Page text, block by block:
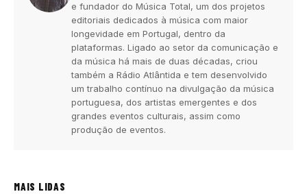
e fundador do Música Total, um dos projetos
editoriais dedicados à música com maior
longevidade em Portugal, dentro da
plataformas. Ligado ao setor da comunicação e
da música há mais de duas décadas, criou
também a Rádio Atlântida e tem desenvolvido
um trabalho contínuo na divulgação da música
portuguesa, dos artistas emergentes e dos
grandes eventos culturais, assim como
produção de eventos.
MAIS LIDAS